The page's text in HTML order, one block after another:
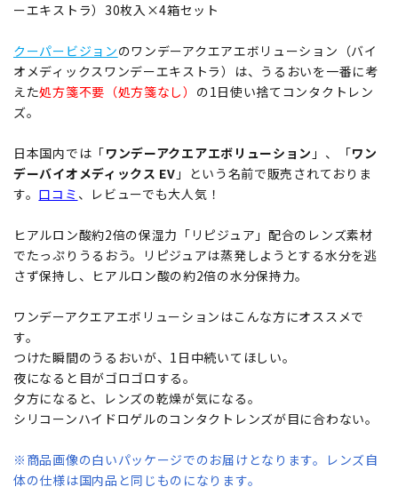
ーエキストラ）30枚入×4箱セット
クーパービジョンのワンデーアクエアエボリューション（バイ
オメディックスワンデーエキストラ）は、うるおいを一番に考
えた処方箋不要（処方箋なし） の1日使い捨てコンタクトレン
ズ。
日本国内では「ワンデーアクエアエボリューション 」、「ワン
デーバイオメディックス EV 」という名前で販売されておりま
す。 口コミ 、レビューでも大人気！
ヒアルロン酸約2倍の保湿力「リピジュア」配合のレンズ素材
でたっぷりうるおう。リピジュアは蒸発しようとする水分を逃
さず保持し、ヒアルロン酸の約2倍の水分保持力。
ワンデーアクエアエボリューションはこんな方にオススメで
す。
つけた瞬間のうるおいが、1日中続いてほしい。
夜になると目がゴロゴロする。
夕方になると、レンズの乾燥が気になる。
シリコーンハイドロゲルのコンタクトレンズが目に合わない。
※商品画像の白いパッケージでのお届けとなります。レンズ自
体の仕様は国内品と同じものになります。